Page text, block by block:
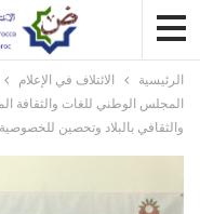
الرئيسية
الائتلاف في الإعلام
المجلس الوطني للغات والثقافة
والثقافي بالبلاد وتحصين للخصوصية